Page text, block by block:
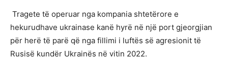
Tragete të operuar nga kompania shtetërore e
hekurudhave ukrainase kanë hyrë në një port gjeorgjian
për herë të parë që nga fillimi i luftës së agresionit të
Rusisë kundër Ukrainës në vitin 2022.